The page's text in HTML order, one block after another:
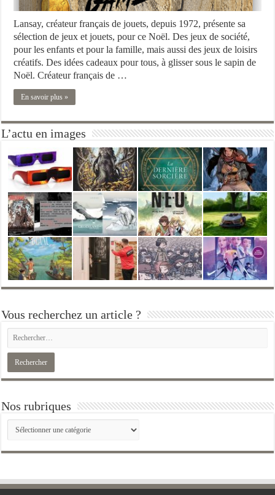
Lansay, créateur français de jouets, depuis 1972, présente sa
sélection de jeux et jouets, pour ce Noël. Des jeux de société,
pour les enfants et pour la famille, mais aussi des jeux de loisirs
créatifs. Des idées cadeaux pour tous, à glisser sous le sapin de
Noël. Créateur français de …
En savoir plus »
L’actu en images
Vous recherchez un article ?
Nos rubriques
Nos
rubriques